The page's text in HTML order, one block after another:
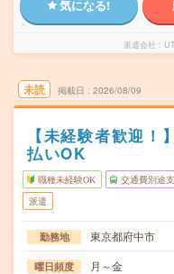
気になる!
派遣会社
未読 掲載日 2026/08/09
【未経験者歓迎！
払いOK
職種未経験OK 交通費別途
派遣
勤務地 東京都府中市
曜日頻度 月～金